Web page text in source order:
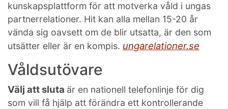
kunskapsplattform för att motverka våld i ungas
partnerrelationer. Hit kan alla mellan 15-20 år
vända sig oavsett om de blir utsatta, är den som
utsätter eller är en kompis. ungarelationer.se
Våldsutövare
Välj att sluta är en nationell telefonlinje för dig
som vill få hjälp att förändra ett kontrollerande